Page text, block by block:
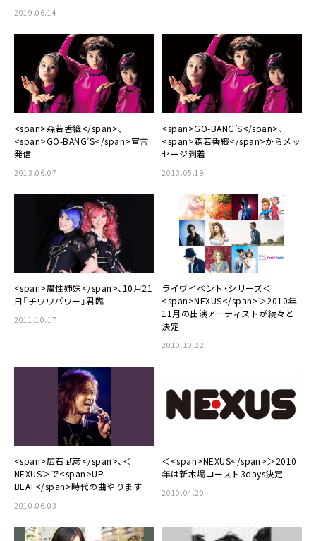
2019.06.14
<span>森若香織</span>、
<span>GO-BANG’S</span>宣言
発信
2013.06.07
<span>GO-BANG’S</span>、
<span>森若香織</span>からメッ
セージ到着
2013.05.19
<span>魔性姉妹</span>、10月21
日「チワワパワー」君臨
2011.10.17
ライヴイベント・シリーズ＜
<span>NEXUS</span>＞2010年
11月の出演アーティストが続々と
決定
2010.10.22
<span>広石武彦</span>、＜
NEXUS＞で<span>UP-
BEAT</span>時代の曲やります
2010.06.03
＜<span>NEXUS</span>＞2010
年は新木場コースト3days決定
2010.04.20